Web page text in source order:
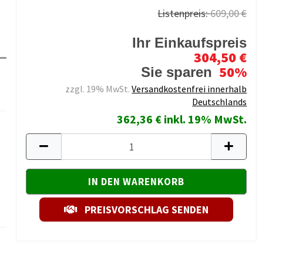
Listenpreis:609,00 €
Ihr Einkaufspreis
304,50 €
Sie sparen 50%
zzgl. 19% MwSt.Versandkostenfrei innerhalb
Deutschlands
362,36 € inkl. 19% MwSt.
PREISVORSCHLAG SENDEN